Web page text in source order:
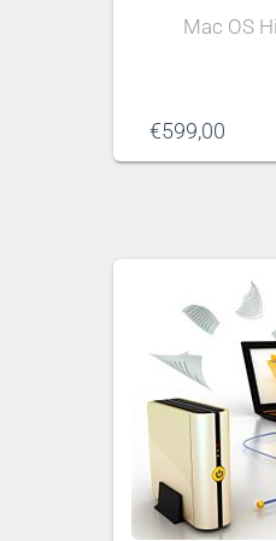
Mac OS
€599,00